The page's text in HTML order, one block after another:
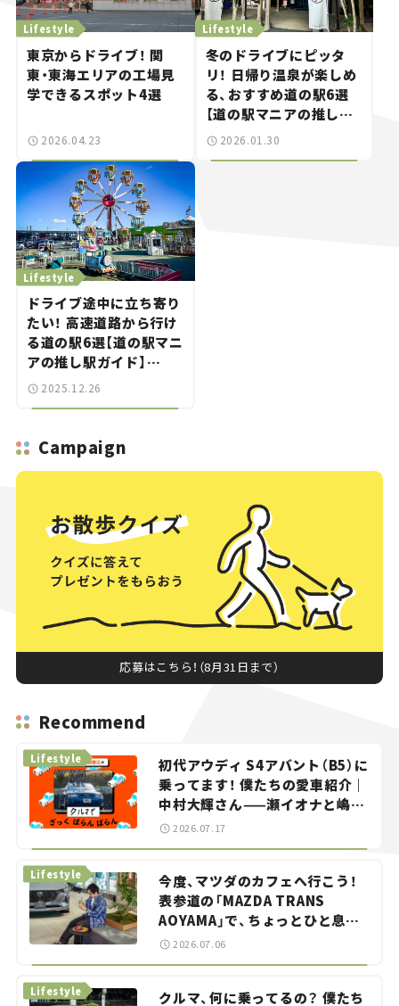
Lifestyle
東京からドライブ！ 関
東・東海エリアの工場見
学できるスポット4選
2026.04.23
Lifestyle
冬のドライブにピッタ
リ！ 日帰り温泉が楽しめ
る、おすすめ道の駅6選
【道の駅マニアの推し駅
ガイド】vol.13
2026.01.30
Lifestyle
ドライブ途中に立ち寄り
たい！ 高速道路から行け
る道の駅6選【道の駅マニ
アの推し駅ガイド】
vol.12
2025.12.26
Campaign
応募はこちら！（8月31日まで）
Recommend
初代アウディ S4アバント（B5）に
乗ってます！ 僕たちの愛車紹介｜
中村大輝さん——瀬イオナと嶋田
智之の「クルマでざっくばらんば
Lifestyle
2026.07.17
今度、マツダのカフェへ行こう！
表参道の「MAZDA TRANS
AOYAMA」で、ちょっとひと息。
——連載｜CCGとクルマでどうす
る？＜第13回＞
Lifestyle
2026.07.06
クルマ、何に乗ってるの？ 僕たち
Lifestyle